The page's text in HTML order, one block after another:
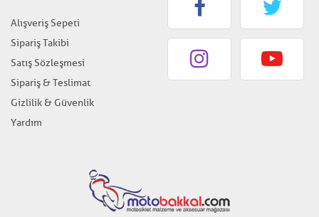
Alışveriş Sepeti
Sipariş Takibi
Satış Sözleşmesi
Sipariş & Teslimat
Gizlilik & Güvenlik
Yardım